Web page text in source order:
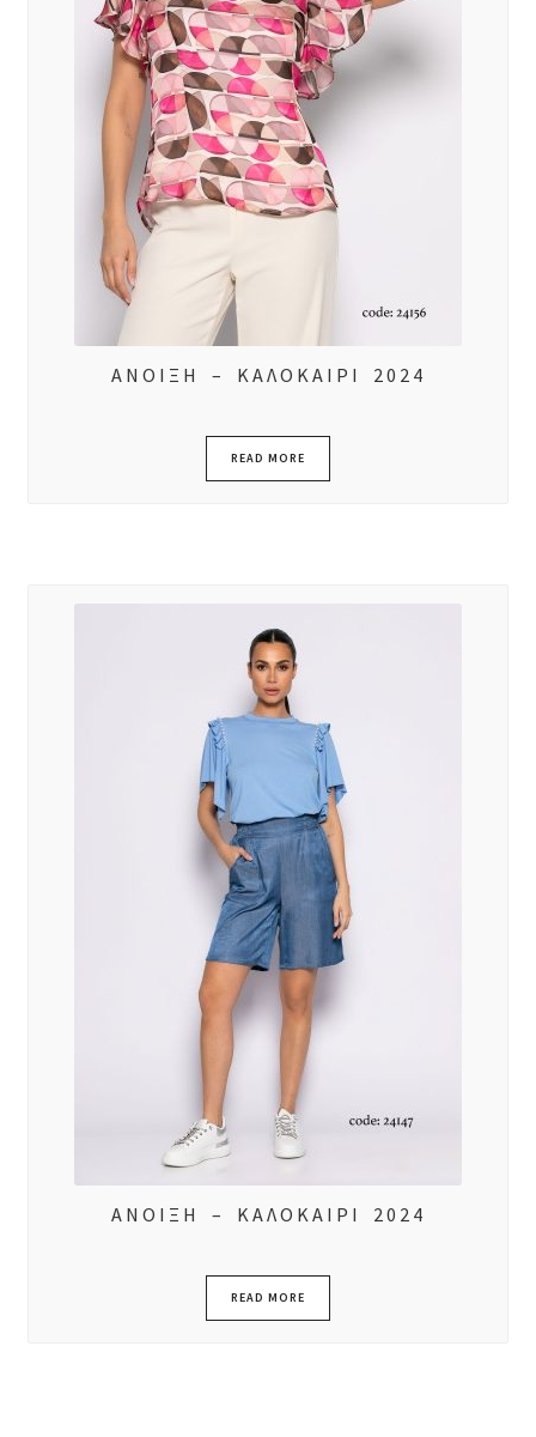
ΑΝΟΙΞΗ – ΚΑΛΟΚΑΙΡΙ 2024
READ MORE
ΑΝΟΙΞΗ – ΚΑΛΟΚΑΙΡΙ 2024
READ MORE